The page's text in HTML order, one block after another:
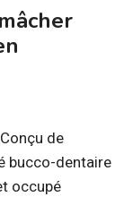
de
bucco-dentaire
occupé